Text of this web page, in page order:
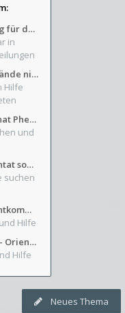
Benutzerregistrierung für das SchickHD-/SchweifHD-Forum gesperrt
in
"steam cloud" Spielstände nicht verfügbar
Hilfe
Hilfe! Mein Streuner hat Phexens Gunst verloren...
und
Nebenquest Das Attentat sowie Beilunker Reiter und zwei kleine Ausrüstungsfragen
suchen
Phex-Tempel - Kein Entkommen aus Weinkeller/Bibliothek Trakt
Hilfe
Minimap vergrößern - Orientierung in Blutzinnen
Hilfe
Neues Thema